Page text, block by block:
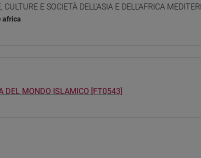
CULTURE E SOCIETÀ DELL'ASIA E DELL'AFRICA
africa
DEL MONDO ISLAMICO [FT0543]